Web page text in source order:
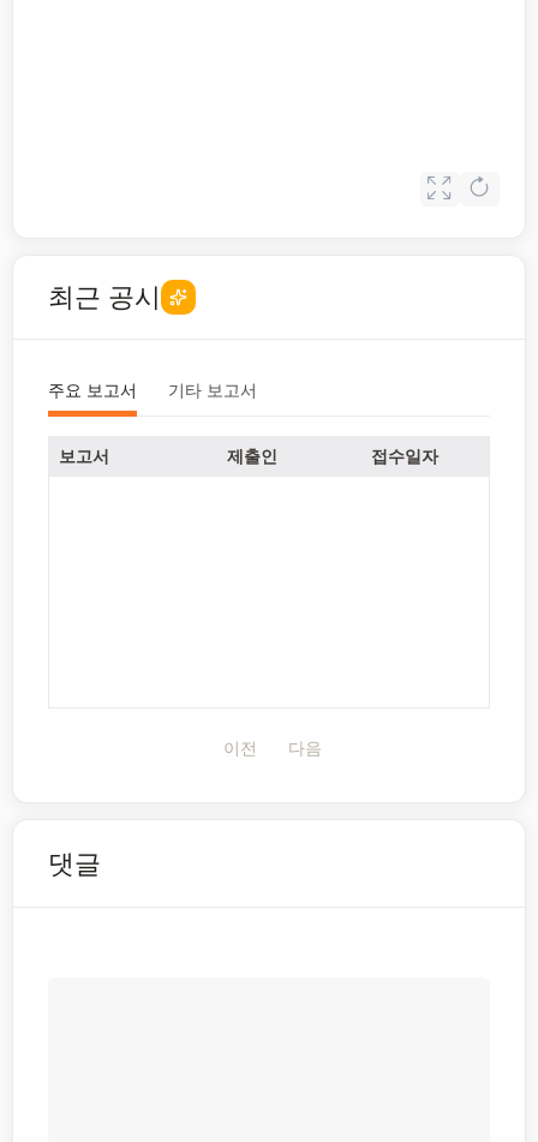
최근 공시
주요 보고서 기타 보고서
보고서 제출인 접수일자
이전 다음
댓글